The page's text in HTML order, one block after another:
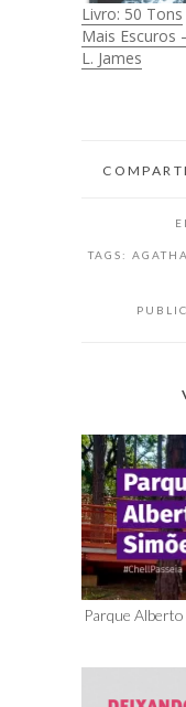
Livro: 50 Tons
Mais Escuros
L. James
TAGS:
Parque